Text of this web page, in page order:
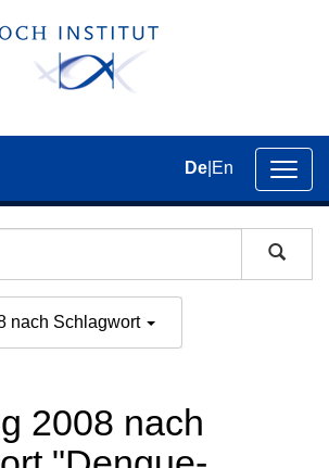
der
De En
nach Schlagwort
2008 nach